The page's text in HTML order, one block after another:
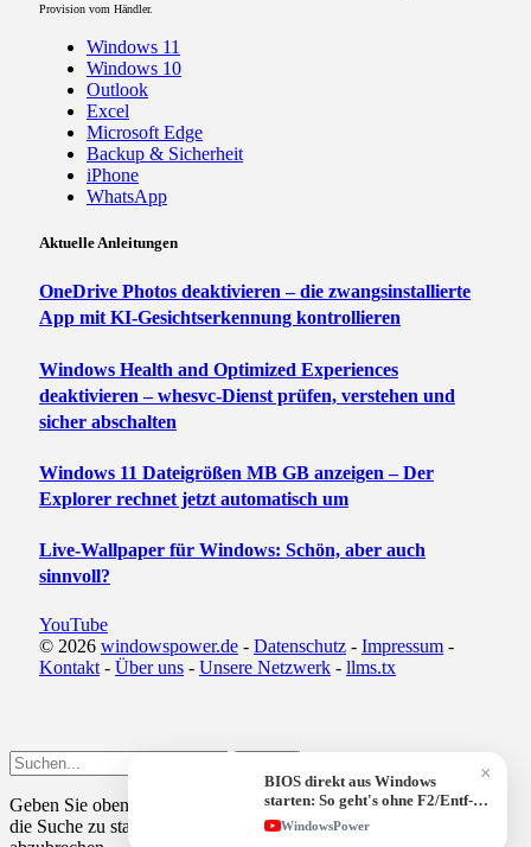
Provision vom Händler.
Windows 11
Windows 10
Outlook
Excel
Microsoft Edge
Backup & Sicherheit
iPhone
WhatsApp
Aktuelle Anleitungen
OneDrive Photos deaktivieren – die zwangsinstallierte
App mit KI-Gesichtserkennung kontrollieren
Windows Health and Optimized Experiences
deaktivieren – whesvc-Dienst prüfen, verstehen und
sicher abschalten
Windows 11 Dateigrößen MB GB anzeigen – Der
Explorer rechnet jetzt automatisch um
Live-Wallpaper für Windows: Schön, aber auch
sinnvoll?
YouTube
© 2026 windowspower.de - Datenschutz - Impressum -
Kontakt - Über uns - Unsere Netzwerk - llms.tx
Geben Sie oben einen Suchbegriff ein und drücken SieEnter, um
die Suche zu starten. Drücken SieEsc, um den Vorgang
×
BIOS direkt aus Windows
starten: So geht's ohne F2/Entf-
Taste!WindowsPower